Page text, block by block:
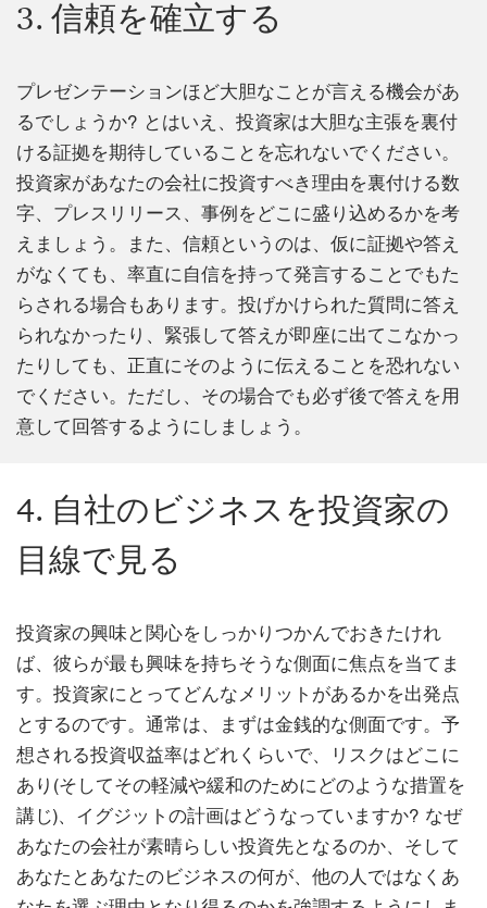
3. 信頼を確立する
プレゼンテーションほど大胆なことが言える機会があ
るでしょうか? とはいえ、投資家は大胆な主張を裏付
ける証拠を期待していることを忘れないでください。
投資家があなたの会社に投資すべき理由を裏付ける数
字、プレスリリース、事例をどこに盛り込めるかを考
えましょう。また、信頼というのは、仮に証拠や答え
がなくても、率直に自信を持って発言することでもた
らされる場合もあります。投げかけられた質問に答え
られなかったり、緊張して答えが即座に出てこなかっ
たりしても、正直にそのように伝えることを恐れない
でください。ただし、その場合でも必ず後で答えを用
意して回答するようにしましょう。
4. 自社のビジネスを投資家の
目線で見る
投資家の興味と関心をしっかりつかんでおきたけれ
ば、彼らが最も興味を持ちそうな側面に焦点を当てま
す。投資家にとってどんなメリットがあるかを出発点
とするのです。通常は、まずは金銭的な側面です。予
想される投資収益率はどれくらいで、リスクはどこに
あり(そしてその軽減や緩和のためにどのような措置を
講じ)、イグジットの計画はどうなっていますか? なぜ
あなたの会社が素晴らしい投資先となるのか、そして
あなたとあなたのビジネスの何が、他の人ではなくあ